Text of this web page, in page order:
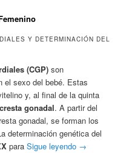
Y DETERMINACIÓN DEL
(CGP) son
el sexo del bebé. Estas
y, al final de la quinta
cresta gonadal. A partir del
gonadal, se forman los
determinación genética del
paraSigue leyendo →